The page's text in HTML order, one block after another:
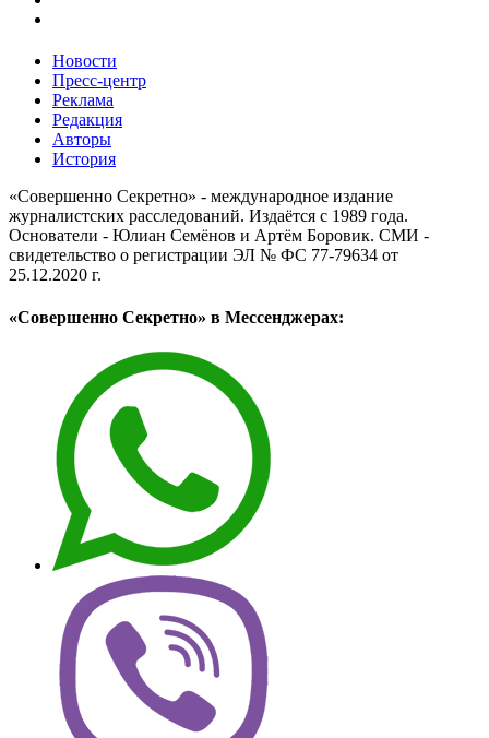
Новости
Пресс-центр
Реклама
Редакция
Авторы
История
«Совершенно Секретно» - международное издание
журналистских расследований. Издаётся с 1989 года.
Основатели - Юлиан Семёнов и Артём Боровик. CМИ -
свидетельство о регистрации ЭЛ № ФС 77-79634 от
25.12.2020 г.
«Совершенно Секретно» в Мессенджерах: